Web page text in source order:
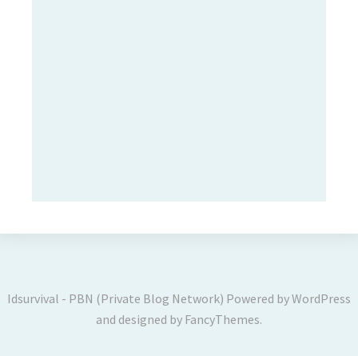
Idsurvival - PBN (Private Blog Network) Powered byWordPress
and designed by FancyThemes.